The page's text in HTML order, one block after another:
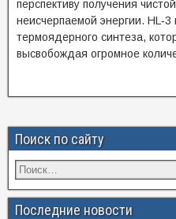
перспективу получения
неисчерпаемой энергии.
термоядерного синтеза,
высвобождая огромное
Поиск по сайту
Последние новости